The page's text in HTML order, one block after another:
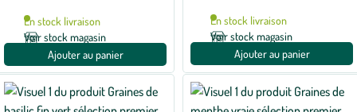
En stock livraison
Voir stock magasin
Ajouter au panier
En stock livraison
Voir stock magasin
Ajouter au panier